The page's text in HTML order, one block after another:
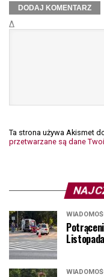
Δ
Ta strona używa Akismet
przetwarzane są dane